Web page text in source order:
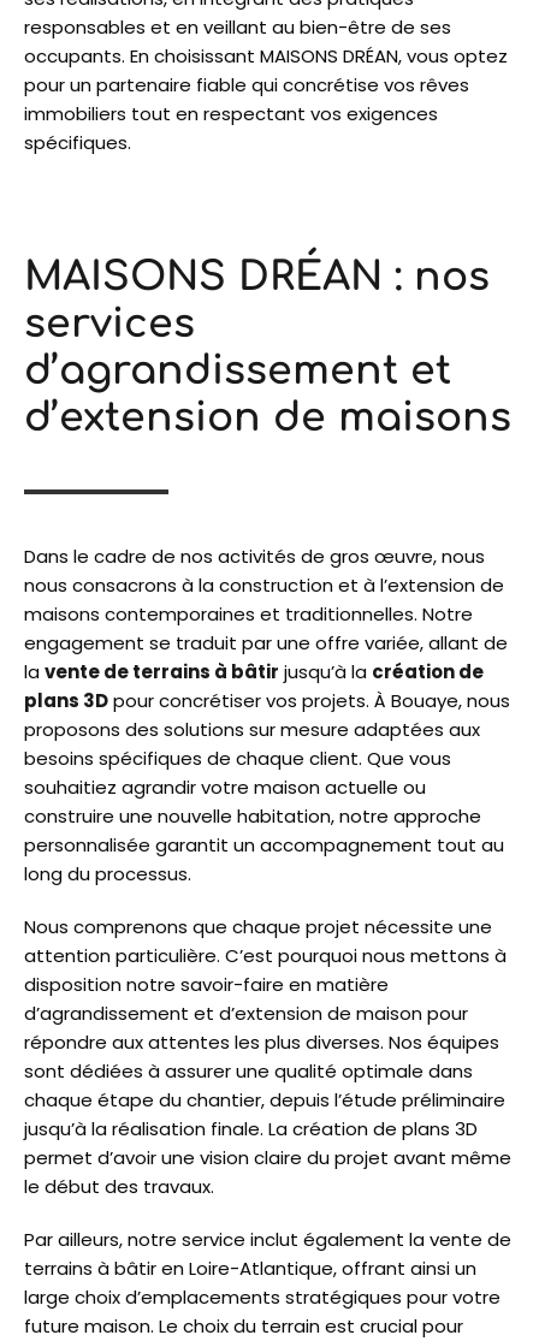
responsables et en veillant au bien-être de ses
occupants. En choisissant MAISONS DRÉAN, vous optez
pour un partenaire fiable qui concrétise vos rêves
immobiliers tout en respectant vos exigences
spécifiques.
MAISONS DRÉAN : nos
services
d’agrandissement et
d’extension de maisons
Dans le cadre de nos activités de gros œuvre, nous
nous consacrons à la construction et à l’extension de
maisons contemporaines et traditionnelles. Notre
engagement se traduit par une offre variée, allant de
lavente de terrains à bâtir jusqu’à la création de
plans 3Dpour concrétiser vos projets. À Bouaye, nous
proposons des solutions sur mesure adaptées aux
besoins spécifiques de chaque client. Que vous
souhaitiez agrandir votre maison actuelle ou
construire une nouvelle habitation, notre approche
personnalisée garantit un accompagnement tout au
long du processus.
Nous comprenons que chaque projet nécessite une
attention particulière. C’est pourquoi nous mettons à
disposition notre savoir-faire en matière
d’agrandissement et d’extension de maison pour
répondre aux attentes les plus diverses. Nos équipes
sont dédiées à assurer une qualité optimale dans
chaque étape du chantier, depuis l’étude préliminaire
jusqu’à la réalisation finale. La création de plans 3D
permet d’avoir une vision claire du projet avant même
le début des travaux.
Par ailleurs, notre service inclut également la vente de
terrains à bâtir en Loire-Atlantique, offrant ainsi un
large choix d’emplacements stratégiques pour votre
future maison. Le choix du terrain est crucial pour